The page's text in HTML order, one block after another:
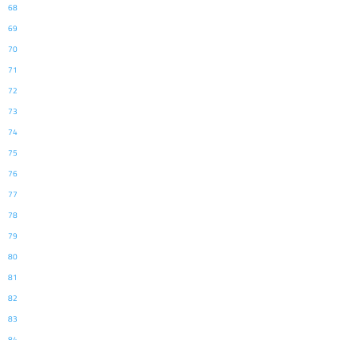
68
69
70
71
72
73
74
75
76
77
78
79
80
81
82
83